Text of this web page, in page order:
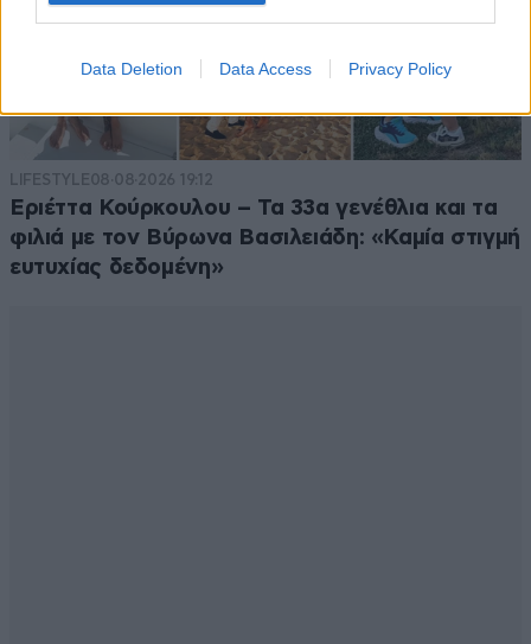
Data Deletion Data Access Privacy Policy
LIFESTYLE08·08·2026 19:12
Εριέττα Κούρκουλου – Τα 33α γενέθλια και τα
φιλιά με τον Βύρωνα Βασιλειάδη: «Καμία στιγμή
ευτυχίας δεδομένη»